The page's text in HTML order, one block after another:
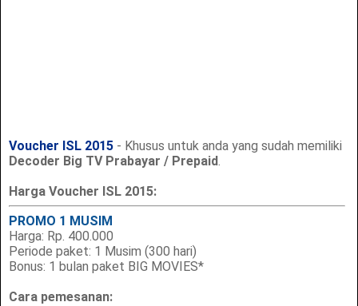
Voucher ISL 2015 - Khusus untuk anda yang sudah memiliki
Decoder Big TV Prabayar / Prepaid
Harga Voucher ISL 2015:
PROMO 1 MUSIM
Harga: Rp. 400.000
Periode paket: 1 Musim (300 hari)
Bonus: 1 bulan paket BIG MOVIES*
Cara pemesanan: